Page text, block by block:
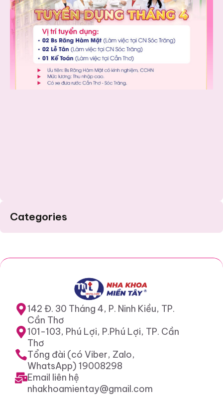
Categories
142 Đ. 30 Tháng 4, P. Ninh Kiều, TP.
Cần Thơ
101-103, Phú Lợi, P.Phú Lợi, TP. Cần
Thơ
Tổng đài (có Viber, Zalo,
WhatsApp) 19008298
Email liên hệ
nhakhoamientay@gmail.com